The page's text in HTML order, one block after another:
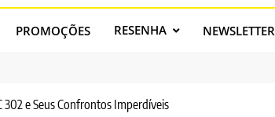
PROMOÇÕES RESENHA NEWSLETTER
e Seus Confrontos Imperdíveis